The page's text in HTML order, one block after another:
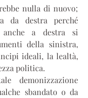
nulla di nuovo;
da destra perché
anche a destra si
della sinistra,
ideali, la lealtà,
politica.
demonizzazione
sbandato o da